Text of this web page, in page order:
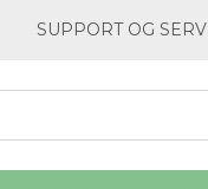
SUPPORT OG